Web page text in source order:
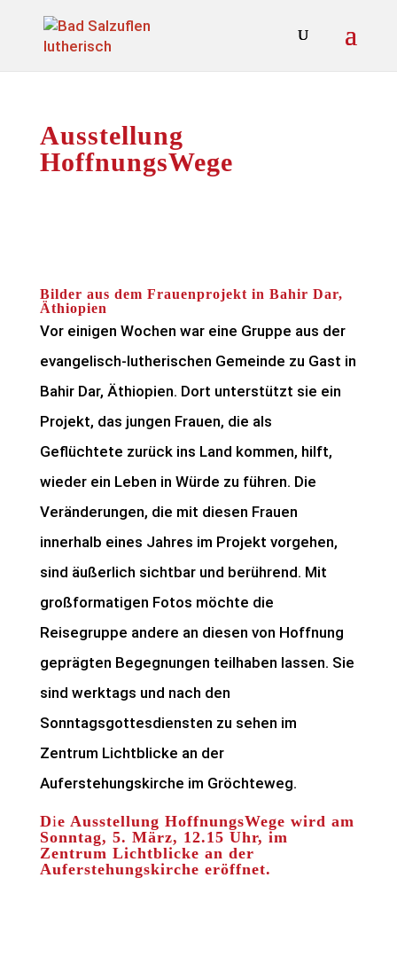
Ausstellung
HoffnungsWege
Bilder aus dem Frauenprojekt in Bahir Dar,
Äthiopien
Vor einigen Wochen war eine Gruppe aus der
evangelisch-lutherischen Gemeinde zu Gast in
Bahir Dar, Äthiopien. Dort unterstützt sie ein
Projekt, das jungen Frauen, die als
Geflüchtete zurück ins Land kommen, hilft,
wieder ein Leben in Würde zu führen. Die
Veränderungen, die mit diesen Frauen
innerhalb eines Jahres im Projekt vorgehen,
sind äußerlich sichtbar und berührend. Mit
großformatigen Fotos möchte die
Reisegruppe andere an diesen von Hoffnung
geprägten Begegnungen teilhaben lassen. Sie
sind werktags und nach den
Sonntagsgottesdiensten zu sehen im
Zentrum Lichtblicke an der
Auferstehungskirche im Gröchteweg.
Die Ausstellung HoffnungsWege wird am
Sonntag, 5. März, 12.15 Uhr, im
Zentrum Lichtblicke an der
Auferstehungskirche eröffnet.